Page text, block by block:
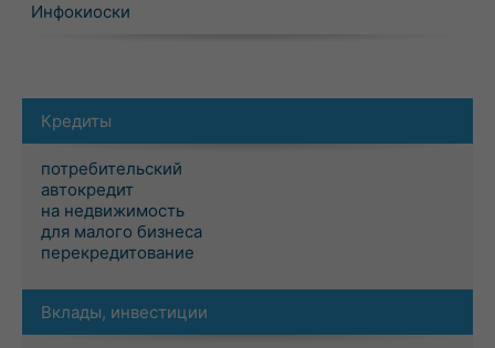
Инфокиоски
Кредиты
потребительский
автокредит
на недвижимость
для малого бизнеса
перекредитование
Вклады, инвестиции